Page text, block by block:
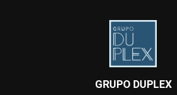
GRUPO DUPLEX